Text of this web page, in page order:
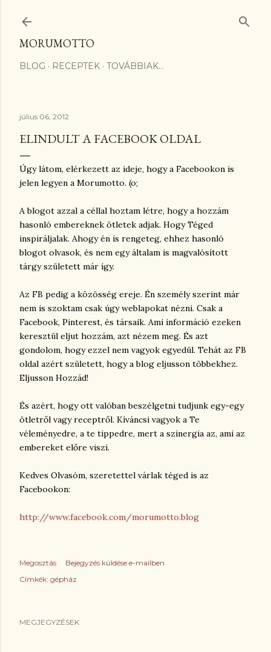
MORUMOTTO
BLOG RECEPTEK TOVÁBBIAK…
július 06, 2012
ELINDULT A FACEBOOK OLDAL
Úgy látom, elérkezett az ideje, hogy a Facebookon is
jelen legyen a Morumotto. (o;
A blogot azzal a céllal hoztam létre, hogy a hozzám
hasonló embereknek ötletek adjak. Hogy Téged
inspiráljalak. Ahogy én is rengeteg, ehhez hasonló
blogot olvasok, és nem egy általam is magvalósított
tárgy született már így.
Az FB pedig a közösség ereje. Én személy szerint már
nem is szoktam csak úgy weblapokat nézni. Csak a
Facebook, Pinterest, és társaik. Ami információ ezeken
keresztül eljut hozzám, azt nézem meg. És azt
gondolom, hogy ezzel nem vagyok egyedül. Tehát az FB
oldal azért született, hogy a blog eljusson többekhez.
Eljusson Hozzád!
És azért, hogy ott valóban beszélgetni tudjunk egy-egy
ötletről vagy receptről. Kíváncsi vagyok a Te
véleményedre, a te tippedre, mert a szinergia az, ami az
embereket előre viszi.
Kedves Olvasóm, szeretettel várlak téged is az
Facebookon:
http://www.facebook.com/morumotto.blog
Megosztás
Bejegyzés küldése e-mailben
Címkék: gépház
MEGJEGYZÉSEK